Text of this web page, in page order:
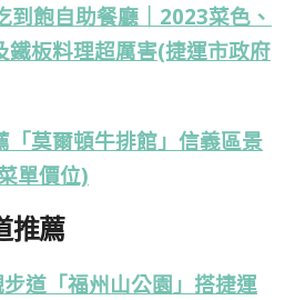
到飽自助餐廳｜2023菜色、
鐵板料理超厲害(捷運市政府
「莫爾頓牛排館」信義區景
單價位)
推薦
道「福州山公園」搭捷運